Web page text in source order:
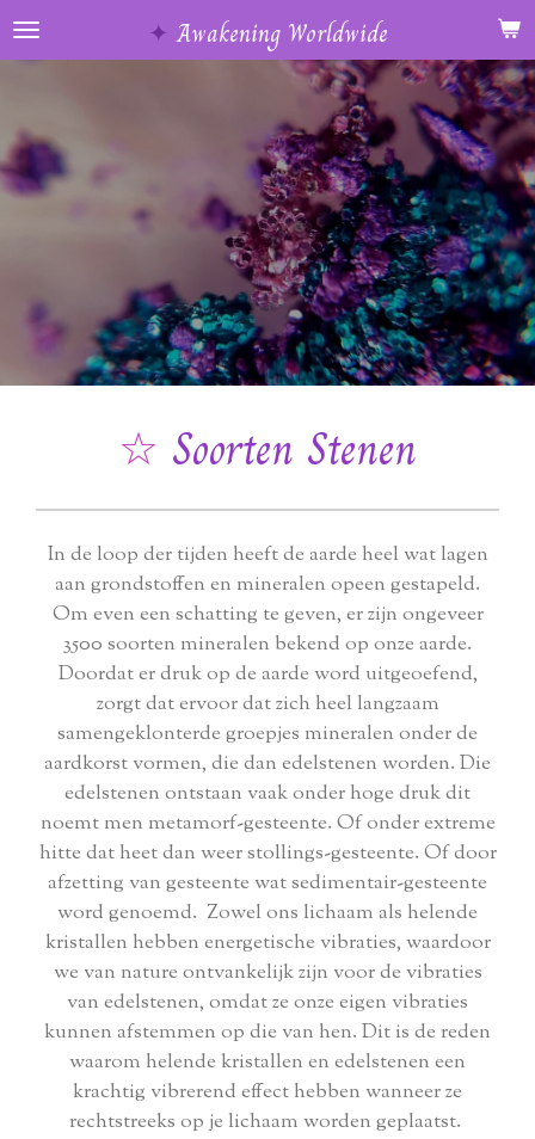
Ga
direct
hoofdinhoud
✦ Awakening Worldwide
☆ Soorten Stenen
In de loop der tijden heeft de aarde heel wat lagen
aan grondstoffen en mineralen opeen gestapeld.
Om even een schatting te geven, er zijn ongeveer
3500 soorten mineralen bekend op onze aarde.
Doordat er druk op de aarde word uitgeoefend,
zorgt dat ervoor dat zich heel langzaam
samengeklonterde groepjes mineralen onder de
aardkorst vormen, die dan edelstenen worden. Die
edelstenen ontstaan vaak onder hoge druk dit
noemt men metamorf-gesteente. Of onder extreme
hitte dat heet dan weer stollings-gesteente. Of door
afzetting van gesteente wat sedimentair-gesteente
word genoemd. Zowel ons lichaam als helende
kristallen hebben energetische vibraties, waardoor
we van nature ontvankelijk zijn voor de vibraties
van edelstenen, omdat ze onze eigen vibraties
kunnen afstemmen op die van hen. Dit is de reden
waarom helende kristallen en edelstenen een
krachtig vibrerend effect hebben wanneer ze
rechtstreeks op je lichaam worden geplaatst.